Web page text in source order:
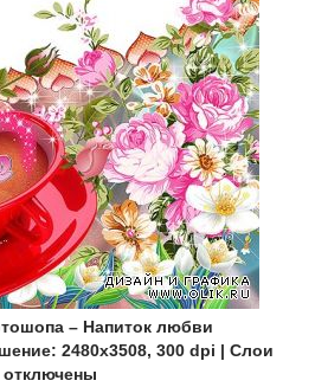
– Напиток любви
2480x3508, 300 dpi | Слои
отключены